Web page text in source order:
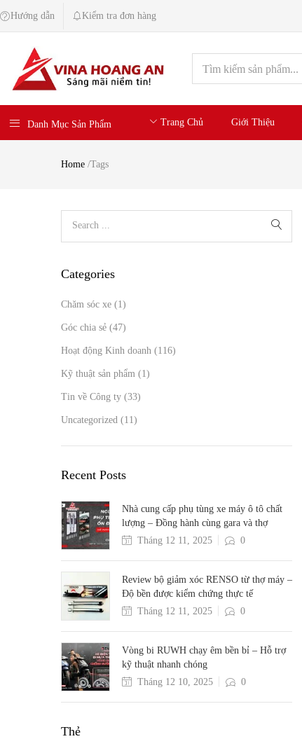
Hướng dẫn Kiểm tra đơn hàng
Danh Mục Sản Phẩm Trang Chủ Giới Thiệu
Home /Tags
Categories
Chăm sóc xe (1)
Góc chia sẻ (47)
Hoạt động Kinh doanh (116)
Kỹ thuật sản phẩm (1)
Tin về Công ty (33)
Uncategorized (11)
Recent Posts
Nhà cung cấp phụ tùng xe máy ô tô chất
lượng – Đồng hành cùng gara và thợ
Tháng 12 11, 2025
0
Review bộ giảm xóc RENSO từ thợ máy –
Độ bền được kiểm chứng thực tế
Tháng 12 11, 2025
0
Vòng bi RUWH chạy êm bền bỉ – Hỗ trợ
kỹ thuật nhanh chóng
Tháng 12 10, 2025
0
Thẻ